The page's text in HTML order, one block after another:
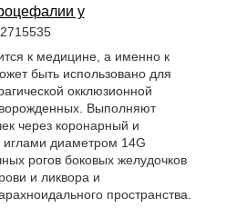
у
к медицине, а именно к
быть использовано для
окклюзионной
Выполняют
через коронарный и
диаметром 14G
рогов боковых желудочков
и ликвора и
пространства.